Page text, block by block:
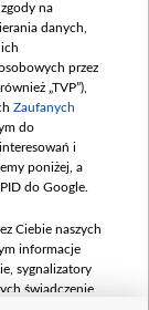
350 na
danych,
przez
„TVP”),
Zaufanych
do
i
poniżej, a
do Google.
Ciebie naszych
informacje
sygnalizatory
świadczenie